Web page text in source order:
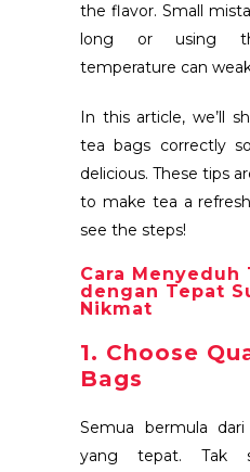
the flavor. Small
long or using
temperature can
In this article, we’ll
tea bags correctly
delicious. These tips
to make tea a
see the steps!
Cara Menyeduh
dengan Tepat
Nikmat
1. Choose
Bags
Semua bermula
yang tepat. Tak